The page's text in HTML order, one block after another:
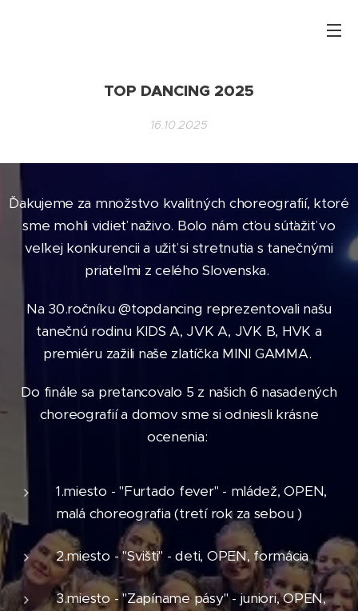
TOP DANCING 2025
16.10.2025
Ďakujeme za množstvo kvalitných choreografií, ktoré
sme mohli vidieť naživo. Bolo nám cťou súťažiť vo
veľkej konkurencii a užiť si stretnutia s tanečnými
priateľmi z celého Slovenska.
Na 30.ročníku @topdancing reprezentovali našu
tanečnú rodinu KIDS A, JVK A, JVK B, HVK a
premiéru zažili naše zlatíčka MINI GAMMA.
Do finále sa pretancovalo 5 z našich 6 nasadených
choreografií a domov sme si odniesli krásne
ocenenia:
1.miesto - "Furtado fever" - mládež, OPEN,
malá choreografia (tretí rok za sebou )
2.miesto - "Svišti" - deti, OPEN, formácia
3.miesto - "Zapíname pásy" - juniori, OPEN,